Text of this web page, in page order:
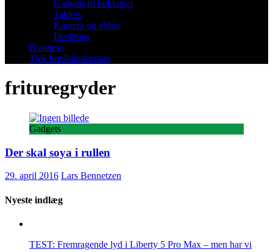
Gadgets til køkkenet
Tablets
Kamera og video
Desktops
Business
Tjek bredbåndspriser
frituregryder
Gadgets
Der skal soya i rullen
29. april 2016 Lars Bennetzen
Nyeste indlæg
TEST: Fremragende lyd i Liberty 5 Pro Max – men har vi